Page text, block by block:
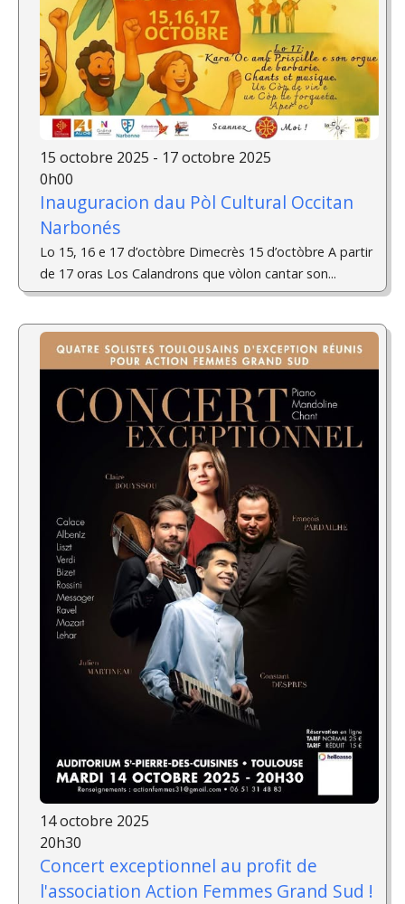
15 octobre 2025 - 17 octobre 2025
0h00
Inauguracion dau Pòl Cultural Occitan
Narbonés
Lo 15, 16 e 17 d’octòbre Dimecrès 15 d’octòbre A partir
de 17 oras Los Calandrons que vòlon cantar son...
14 octobre 2025
20h30
Concert exceptionnel au profit de
l'association Action Femmes Grand Sud !